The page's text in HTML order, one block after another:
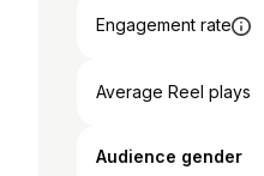
Engagement rate
Average Reel plays
Audience gender